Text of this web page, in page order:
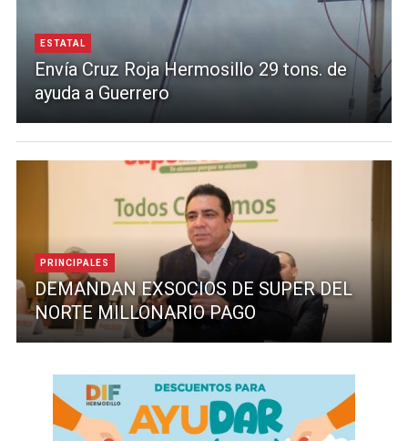
ESTATAL
Envía Cruz Roja Hermosillo 29 tons. de
ayuda a Guerrero
PRINCIPALES
DEMANDAN EXSOCIOS DE SUPER DEL
NORTE MILLONARIO PAGO